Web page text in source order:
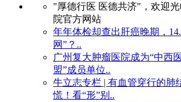
"厚德行医 医德共济"，欢迎
院官方网站
年年体检却查出肝癌晚期，
网”？..
广州复大肿瘤医院成为“中西
盟”成员单位..
牛立志专栏 | 有血管穿行的肺
慌！看“形”别..